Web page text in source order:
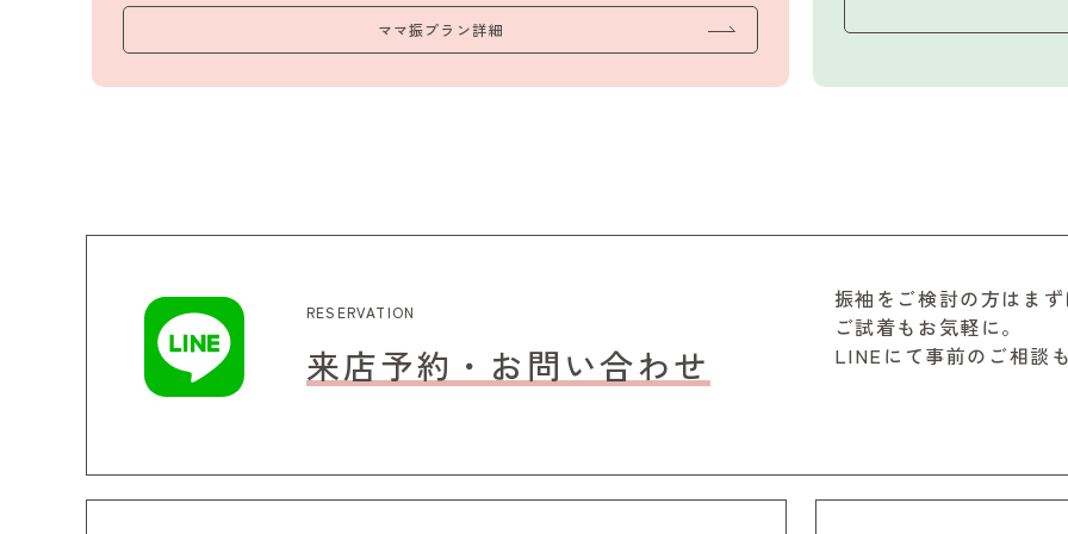
ママ振プラン詳細
RESERVATION
来店予約・お問い合わせ
振袖をご検討の方はま
ご試着もお気軽に。
LINEにて事前のご相談